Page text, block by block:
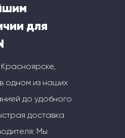
для
одном из наших
до удобного
доставка
Мы